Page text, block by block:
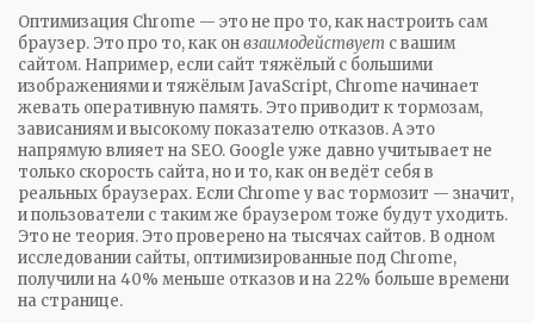
Оптимизация Chrome — это не про то, как настроить сам
браузер. Это про то, как онвзаимодействует с вашим
сайтом. Например, если сайт тяжёлый с большими
изображениями и тяжёлым JavaScript, Chrome начинает
жевать оперативную память. Это приводит к тормозам,
зависаниям и высокому показателю отказов. А это
напрямую влияет на SEO. Google уже давно учитывает не
только скорость сайта, но и то, как он ведёт себя в
реальных браузерах. Если Chrome у вас тормозит — значит,
и пользователи с таким же браузером тоже будут уходить.
Это не теория. Это проверено на тысячах сайтов. В одном
исследовании сайты, оптимизированные под Chrome,
получили на 40% меньше отказов и на 22% больше времени
на странице.